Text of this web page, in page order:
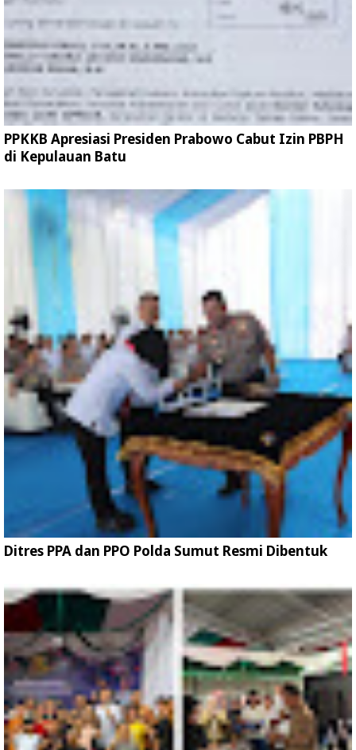
PPKKB Apresiasi Presiden Prabowo Cabut Izin PBPH
di Kepulauan Batu
Ditres PPA dan PPO Polda Sumut Resmi Dibentuk